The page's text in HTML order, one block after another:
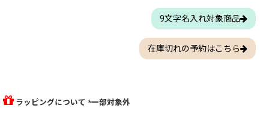
9文字名入れ対象商品
在庫切れの予約はこちら
ラッピングについて *一部対象外